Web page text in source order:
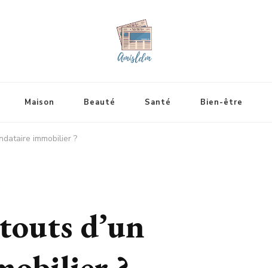
Maison Beauté Santé Bien-être
immobilier ?
d’un